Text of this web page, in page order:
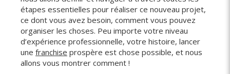
étapes essentielles pour réaliser ce nouveau projet,
ce dont vous avez besoin, comment vous pouvez
organiser les choses. Peu importe votre niveau
d’expérience professionnelle, votre histoire, lancer
une franchise prospère est chose possible, et nous
allons vous montrer comment !